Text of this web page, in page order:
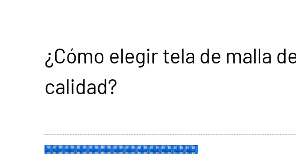
¿Cómo elegir tela de malla
calidad?